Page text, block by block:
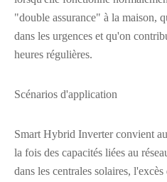
"double assurance" à la maison,
dans les urgences et qu'on
heures régulières.
Scénarios d'application
Smart Hybrid Inverter convient
la fois des capacités liées au
dans les centrales solaires,